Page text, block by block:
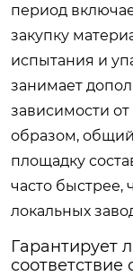
период
закупку
испытания и
занимает
зависимости
образом,
площадку
часто
локальных
Гарантирует